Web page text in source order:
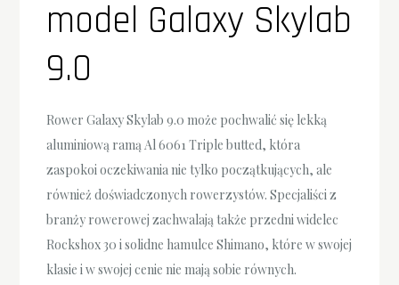
model Galaxy Skylab
9.0
Rower Galaxy Skylab 9.0 może pochwalić się lekką
aluminiową ramą Al 6061 Triple butted, która
zaspokoi oczekiwania nie tylko początkujących, ale
również doświadczonych rowerzystów. Specjaliści z
branży rowerowej zachwalają także przedni widelec
Rockshox 30 i solidne hamulce Shimano, które w swojej
klasie i w swojej cenie nie mają sobie równych.